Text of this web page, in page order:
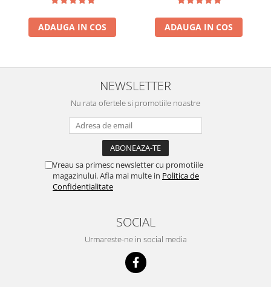
ACUMULATORI
Acumulatori Pentru Motorola
ACUMULATORI MOTOROLA
ACUMULATORI MOTOROLA SERVICE
Acumulatori Pentru Xiaomi
ACUMULATORI XIAOMI SERVICE
BM52 / Xiaomi Mi Note 10 / Mi Note
10 Lite / Mi Note 10 Pro
BM58 / Xiaomi 11T Pro
BN57 / Xiaomi Poco X3 NFC / Poco
BN59 / Redmi Note 10 / Note 10s
BN5D / Note 11 4G / 11S 4G / 12S
BP4K / Redmi Note 12 Pro 5G / Poco
ADAUGA IN COS ADAUGA IN COS
NEWSLETTER
Nu rata ofertele si promotiile noastre
Vreau sa primesc newsletter cu promotiile
magazinului. Afla mai multe in Politica de
Confidentialitate
SOCIAL
Urmareste-ne in social media